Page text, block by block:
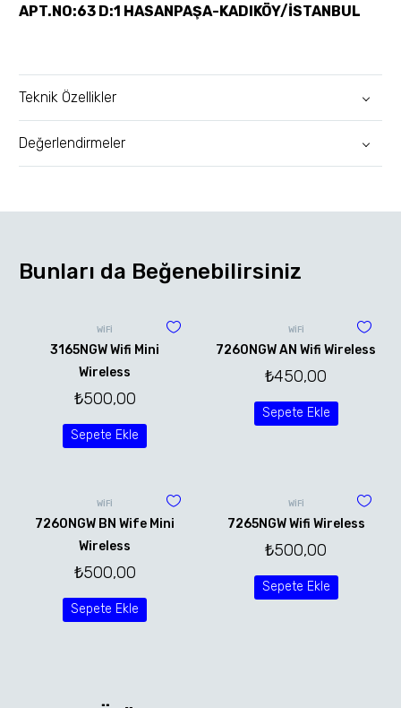
APT.NO:63 D:1 HASANPAŞA-KADIKÖY/İSTANBUL
Teknik Özellikler
Değerlendirmeler
Bunları da Beğenebilirsiniz
WİFİ
3165NGW Wifi Mini
Wireless
₺500,00
Sepete Ekle
WİFİ
7260NGW AN Wifi Wireless
₺450,00
Sepete Ekle
WİFİ
7260NGW BN Wife Mini
Wireless
₺500,00
Sepete Ekle
WİFİ
7265NGW Wifi Wireless
₺500,00
Sepete Ekle